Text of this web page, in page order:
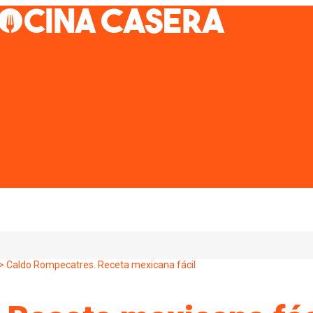
> Caldo Rompecatres. Receta mexicana fácil